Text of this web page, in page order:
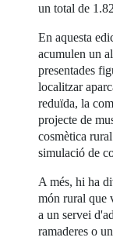
un total de
En aquesta
acumulen un
presentades
localitzar
reduïda, la
projecte de
cosmètica
simulació de
A més, hi ha
món rural que
a un servei
ramaderes o